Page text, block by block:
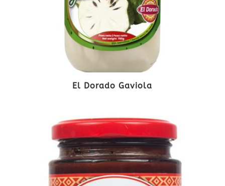
El Dorado Gaviola